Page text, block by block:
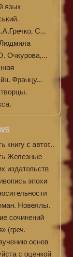
язык
С...
Очкурова,...
Францу...
книгу с автог...
Железные
издательств
эпохи
Новеллы.
сочинений
(греч.
основ
с оценкой